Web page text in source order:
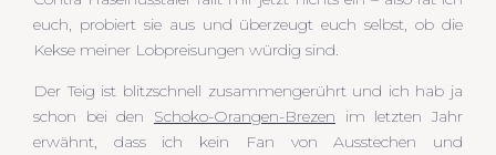
euch, probiert sie aus und überzeugt euch selbst, ob die
Kekse meiner Lobpreisungen würdig sind.
Der Teig ist blitzschnell zusammengerührt und ich hab ja
schon bei den Schoko-Orangen-Brezen im letzten Jahr
erwähnt, dass ich kein Fan von Ausstechen und